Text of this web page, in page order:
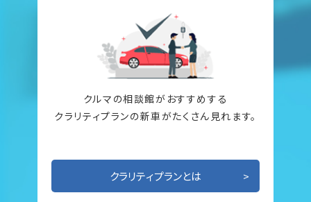
クルマの相談館がおすすめする
クラリティプランの新車がたくさん見れます。
クラリティプランとは